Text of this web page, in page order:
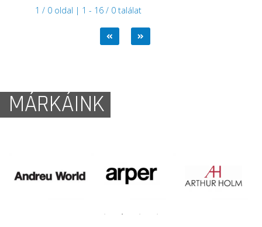
1 / 0 oldal | 1 - 16 / 0 találat
MÁRKÁINK